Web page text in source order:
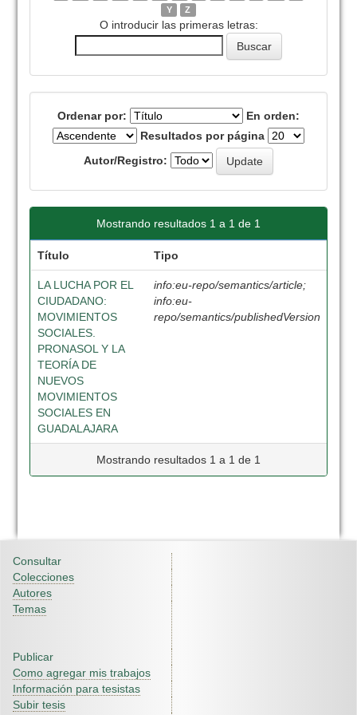
Y
Z
O introducir las primeras letras:
Ordenar por:
En orden:
Resultados por página
Autor/Registro:
Mostrando resultados 1 a 1 de 1
Título Tipo
LA LUCHA POR EL
CIUDADANO:
MOVIMIENTOS
SOCIALES.
PRONASOL Y LA
TEORÍA DE
NUEVOS
MOVIMIENTOS
SOCIALES EN
GUADALAJARA
info:eu-repo/semantics/article;
info:eu-
repo/semantics/publishedVersion
Mostrando resultados 1 a 1 de 1
Consultar
Colecciones
Autores
Temas
Publicar
Como agregar mis trabajos
Información para tesistas
Subir tesis